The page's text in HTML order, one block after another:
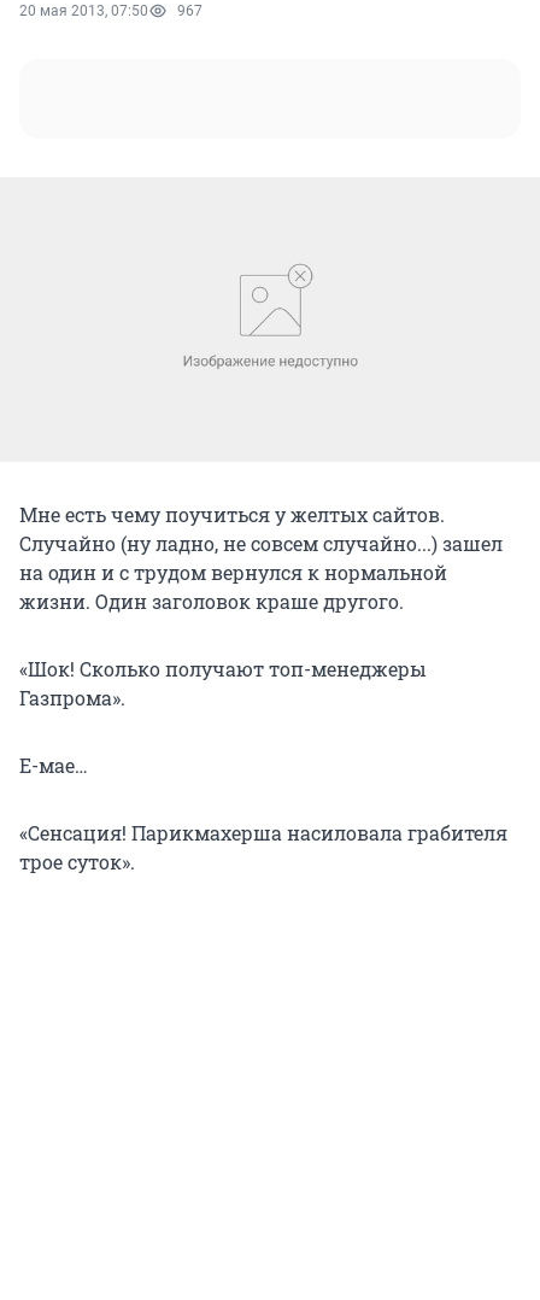
20 мая 2013, 07:50 967
Мне есть чему поучиться у желтых сайтов.
Случайно (ну ладно, не совсем случайно...) зашел
на один и с трудом вернулся к нормальной
жизни. Один заголовок краше другого.
«Шок! Сколько получают топ-менеджеры
Газпрома».
Е-мае…
«Сенсация! Парикмахерша насиловала грабителя
трое суток».